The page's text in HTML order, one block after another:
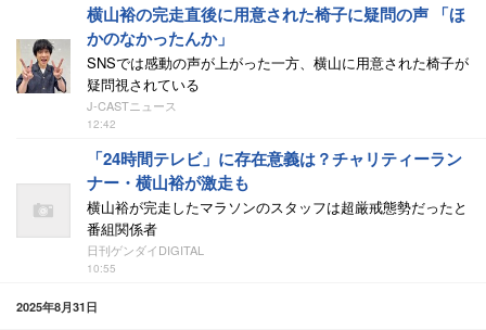
横山裕の完走直後に用意された椅子に疑問の声 「ほ
かのなかったんか」
SNSでは感動の声が上がった一方、横山に用意された椅子が
疑問視されている
J-CASTニュース
12:42
「24時間テレビ」に存在意義は？チャリティーラン
ナー・横山裕が激走も
横山裕が完走したマラソンのスタッフは超厳戒態勢だったと
番組関係者
日刊ゲンダイDIGITAL
10:55
2025年8月31日